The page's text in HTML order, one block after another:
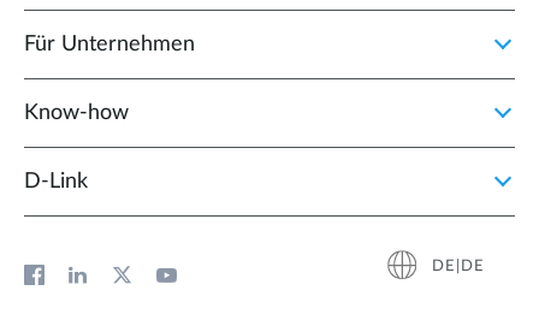
Für Unternehmen
Know-how
D‑Link
DE|DE